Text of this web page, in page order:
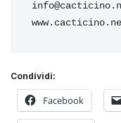
Condividi:
Facebook